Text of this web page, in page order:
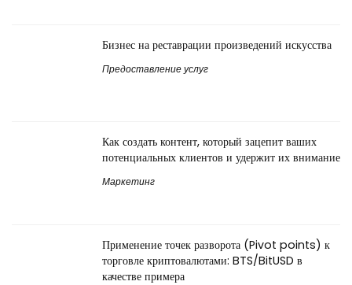
Бизнес на реставрации произведений искусства
Предоставление услуг
Как создать контент, который зацепит ваших
потенциальных клиентов и удержит их внимание
Маркетинг
Применение точек разворота (Pivot points) к
торговле криптовалютами: BTS/BitUSD в
качестве примера